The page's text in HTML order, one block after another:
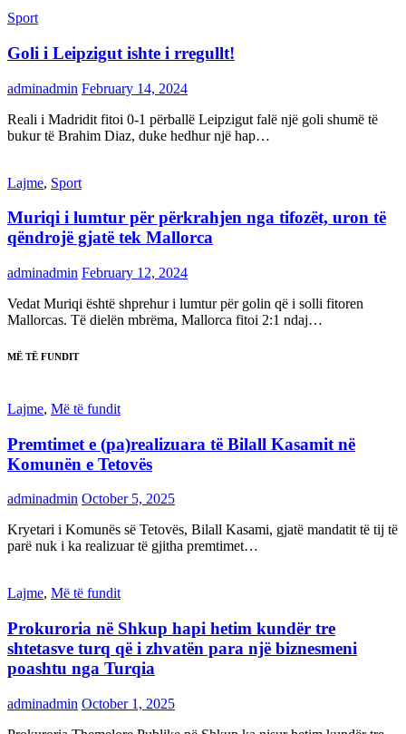
Sport
Goli i Leipzigut ishte i rregullt!
adminadmin February 14, 2024
Reali i Madridit fitoi 0-1 përballë Leipzigut falë një goli shumë të
bukur të Brahim Diaz, duke hedhur një hap…
Lajme, Sport
Muriqi i lumtur për përkrahjen nga tifozët, uron të
qëndrojë gjatë tek Mallorca
adminadmin February 12, 2024
Vedat Muriqi është shprehur i lumtur për golin që i solli fitoren
Mallorcas. Të dielën mbrëma, Mallorca fitoi 2:1 ndaj…
MË TË FUNDIT
Lajme, Më të fundit
Premtimet e (pa)realizuara të Bilall Kasamit në
Komunën e Tetovës
adminadmin October 5, 2025
Kryetari i Komunës së Tetovës, Bilall Kasami, gjatë mandatit të tij të
parë nuk i ka realizuar të gjitha premtimet…
Lajme, Më të fundit
Prokuroria në Shkup hapi hetim kundër tre
shtetasve turq që i zhvatën para një biznesmeni
poashtu nga Turqia
adminadmin October 1, 2025